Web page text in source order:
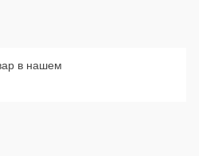
в нашем